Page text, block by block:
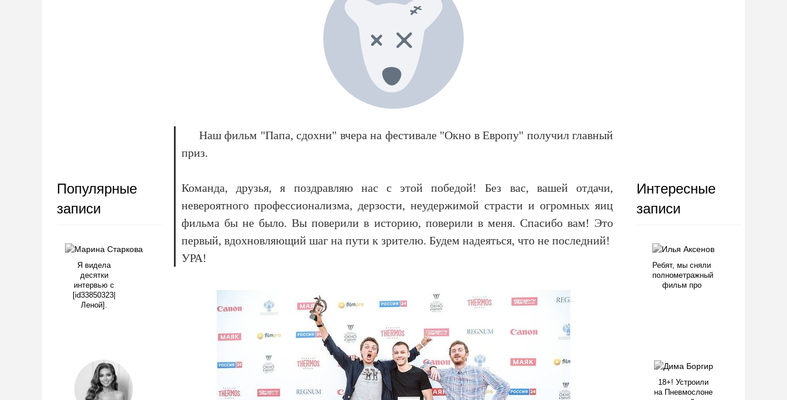
Наш фильм "Папа, сдохни" вчера на фестивале "Окно в Европу" получил главный
приз.
Команда, друзья, я поздравляю нас с этой победой! Без вас, вашей отдачи,
невероятного профессионализма, дерзости, неудержимой страсти и огромных яиц
фильма бы не было. Вы поверили в историю, поверили в меня. Спасибо вам! Это
первый, вдохновляющий шаг на пути к зрителю. Будем надеяться, что не последний!
УРА!
Популярные
записи
Я видела
десятки
интервью с
[id33850323|
Леной].
Интересные
записи
Ребят, мы сняли
полнометражный
фильм про
18+! Устроили
на Пневмослоне